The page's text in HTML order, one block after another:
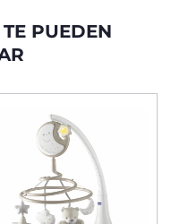
PUEDEN